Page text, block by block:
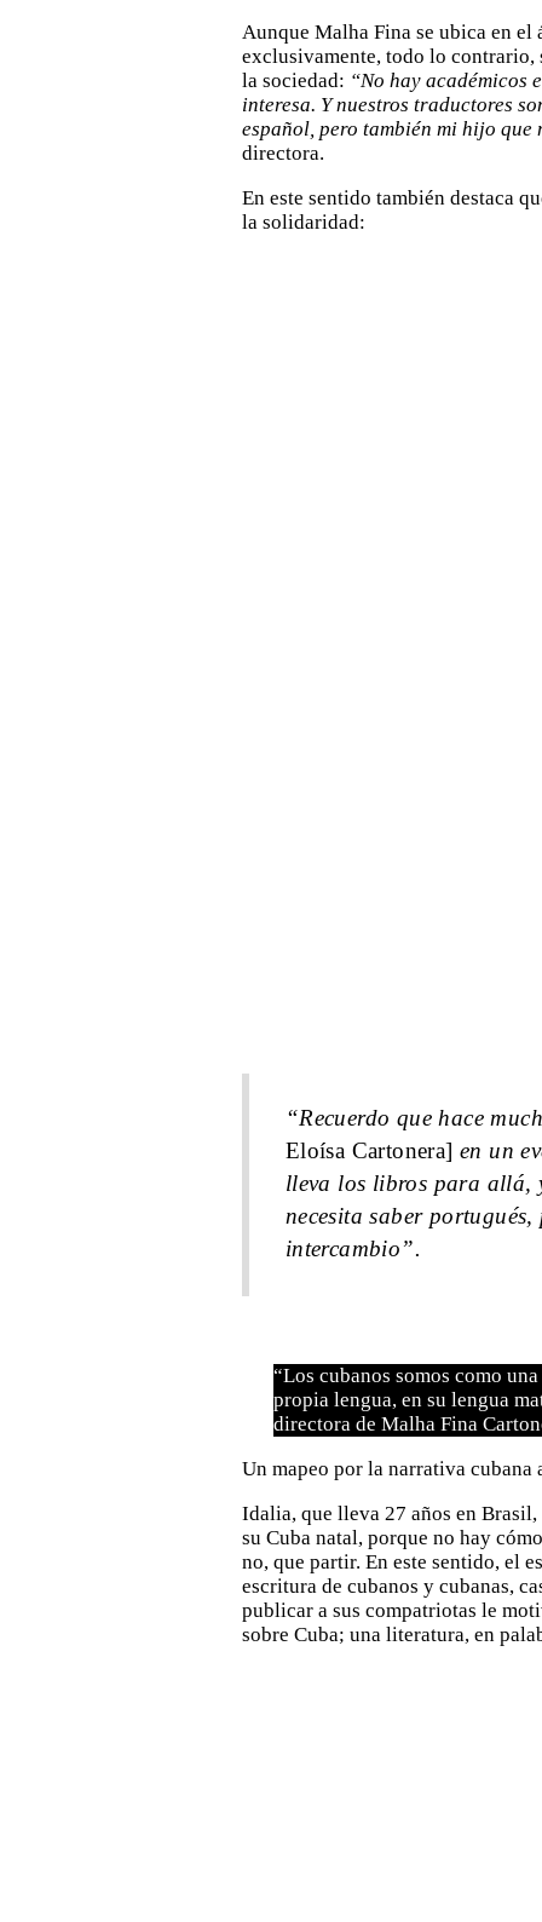
Aunque Malha Fina se ubica en
exclusivamente, todo lo contrario,
la sociedad: “No hay académicos
interesa. Y nuestros traductores
español, pero también mi hijo
directora.
En este sentido también destaca
la solidaridad:
“Recuerdo que hace
Eloísa Cartonera] en un
lleva los libros para allá,
necesita saber
intercambio”.
“Los cubanos somos como
propia lengua, en su lengua
directora de Malha Fina
Un mapeo por la narrativa cubana
Idalia, que lleva 27 años en
su Cuba natal, porque no hay
no, que partir. En este sentido, el
escritura de cubanos y cubanas,
publicar a sus compatriotas le
sobre Cuba; una literatura, en